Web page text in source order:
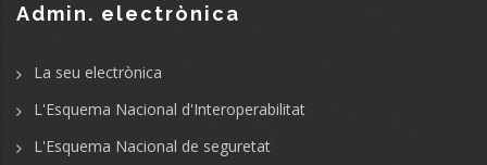
Admin. electrònica
La seu electrònica
L'Esquema Nacional d'Interoperabilitat
L'Esquema Nacional de seguretat